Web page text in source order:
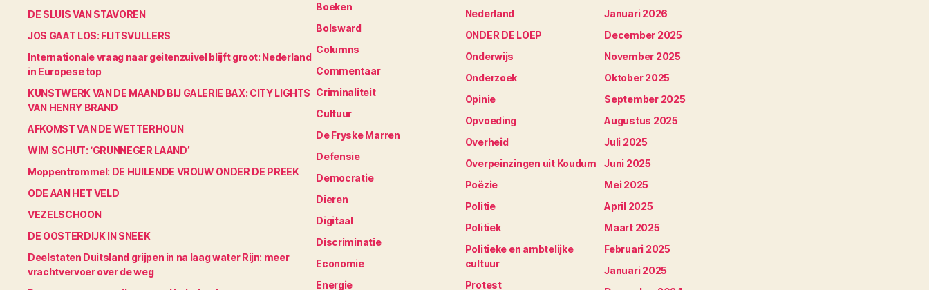
DE SLUIS VAN STAVOREN
JOS GAAT LOS: FLITSVULLERS
Internationale vraag naar geitenzuivel blijft groot: Nederland
in Europese top
KUNSTWERK VAN DE MAAND BIJ GALERIE BAX: CITY LIGHTS
VAN HENRY BRAND
AFKOMST VAN DE WETTERHOUN
WIM SCHUT: ‘GRUNNEGER LAAND’
Moppentrommel: DE HUILENDE VROUW ONDER DE PREEK
ODE AAN HET VELD
VEZELSCHOON
DE OOSTERDIJK IN SNEEK
Deelstaten Duitsland grijpen in na laag water Rijn: meer
vrachtvervoer over de weg
Boeken
Bolsward
Columns
Commentaar
Criminaliteit
Cultuur
De Fryske Marren
Defensie
Democratie
Dieren
Digitaal
Discriminatie
Economie
Energie
Nederland
ONDER DE LOEP
Onderwijs
Onderzoek
Opinie
Opvoeding
Overheid
Overpeinzingen uit Koudum
Poëzie
Politie
Politiek
Politieke en ambtelijke
cultuur
Protest
Januari 2026
December 2025
November 2025
Oktober 2025
September 2025
Augustus 2025
Juli 2025
Juni 2025
Mei 2025
April 2025
Maart 2025
Februari 2025
Januari 2025